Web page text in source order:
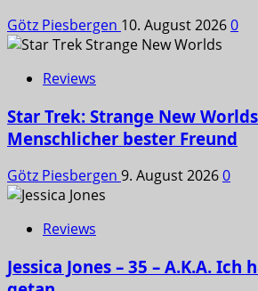
Götz Piesbergen 10. August 20260
Reviews
Star Trek: Strange New Worlds
Menschlicher bester Freund
Götz Piesbergen 9. August 20260
Reviews
Jessica Jones – 35 – A.K.A. Ich